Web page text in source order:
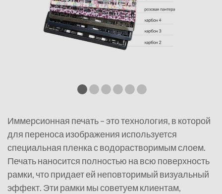
Иммерсионная печать – это технология, в которой
для переноса изображения используется
специальная пленка с водорастворимым слоем.
Печать наносится полностью на всю поверхность
рамки, что придает ей неповторимый визуальный
эффект. Эти рамки мы советуем клиентам,